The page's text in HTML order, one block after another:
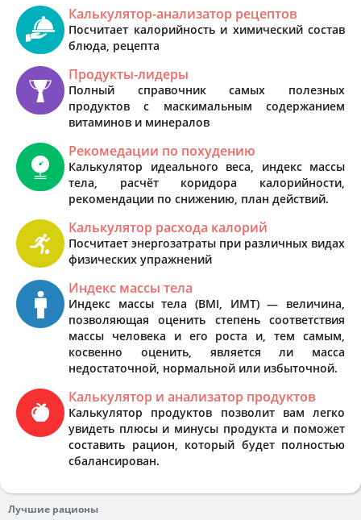
Калькулятор-анализатор рецептов
Посчитает калорийность и химический состав
блюда, рецепта
Продукты-лидеры
Полный справочник самых полезных
продуктов с маскимальным содержанием
витаминов и минералов
Рекомедации по похудению
Калькулятор идеального веса, индекс массы
тела, расчёт коридора калорийности,
рекомендации по снижению, план действий.
Калькулятор расхода калорий
Посчитает энергозатраты при различных видах
физических упражнений
Индекс массы тела
Индекс массы тела (BMI, ИМТ) — величина,
позволяющая оценить степень соответствия
массы человека и его роста и, тем самым,
косвенно оценить, является ли масса
недостаточной, нормальной или избыточной.
Калькулятор и анализатор продуктов
Калькулятор продуктов позволит вам легко
увидеть плюсы и минусы продукта и поможет
составить рацион, который будет полностью
сбалансирован.
Лучшие рационы